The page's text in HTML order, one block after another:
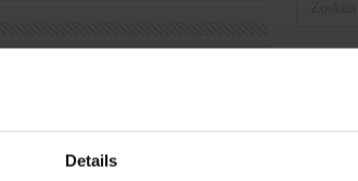
Details
met hoge eisen én weinig